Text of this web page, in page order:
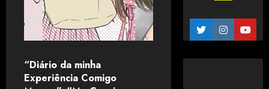
“Diário da minha
Experiência Comigo